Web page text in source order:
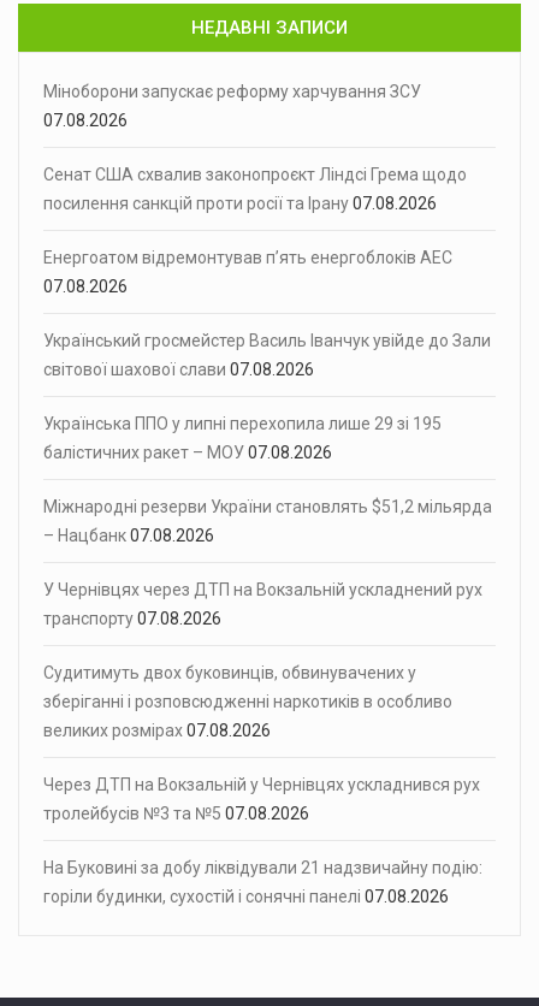
НЕДАВНІ ЗАПИСИ
Міноборони запускає реформу харчування ЗСУ
07.08.2026
Сенат США схвалив законопроєкт Ліндсі Грема щодо
посилення санкцій проти росії та Ірану07.08.2026
Енергоатом відремонтував п’ять енергоблоків АЕС
07.08.2026
Український гросмейстер Василь Іванчук увійде до Зали
світової шахової слави 07.08.2026
Українська ППО у липні перехопила лише 29 зі 195
балістичних ракет – МОУ07.08.2026
Міжнародні резерви України становлять $51,2 мільярда
– Нацбанк07.08.2026
У Чернівцях через ДТП на Вокзальній ускладнений рух
транспорту07.08.2026
Судитимуть двох буковинців, обвинувачених у
зберіганні і розповсюдженні наркотиків в особливо
великих розмірах07.08.2026
Через ДТП на Вокзальній у Чернівцях ускладнився рух
тролейбусів №3 та №5 07.08.2026
На Буковині за добу ліквідували 21 надзвичайну подію:
горіли будинки, сухостій і сонячні панелі 07.08.2026